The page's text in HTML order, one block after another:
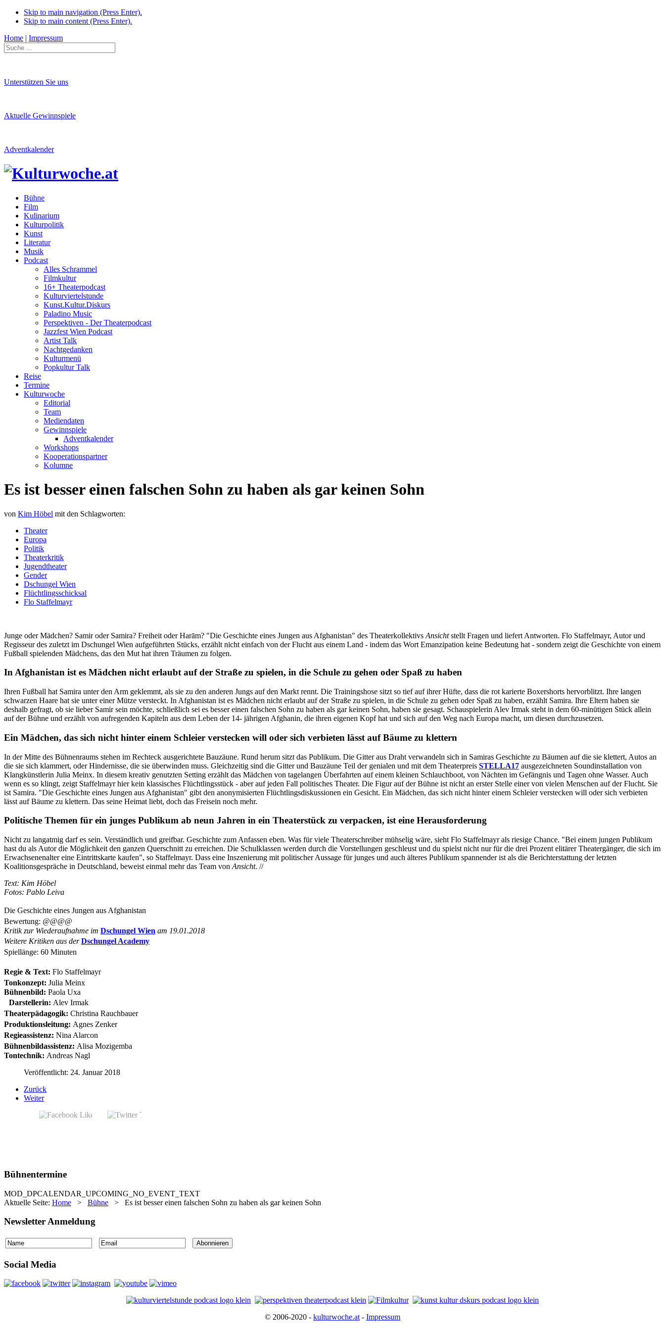
Skip to main navigation (Press Enter).
Skip to main content (Press Enter).
Home | Impressum
Unterstützen Sie uns
Aktuelle Gewinnspiele
Adventkalender
Bühne
Film
Kulinarium
Kulturpolitik
Kunst
Literatur
Musik
Podcast
Alles Schrammel
Filmkultur
16+ Theaterpodcast
Kulturviertelstunde
Kunst.Kultur.Diskurs
Paladino Music
Perspektiven - Der Theaterpodcast
Jazzfest Wien Podcast
Artist Talk
Nachtgedanken
Kulturmenü
Popkultur Talk
Reise
Termine
Kulturwoche
Editorial
Team
Mediendaten
Gewinnspiele
Adventkalender
Workshops
Kooperationspartner
Kolumne
Es ist besser einen falschen Sohn zu haben als gar keinen Sohn
von Kim Höbel mit den Schlagworten:
Theater
Europa
Politik
Theaterkritik
Jugendtheater
Gender
Dschungel Wien
Flüchtlingsschicksal
Flo Staffelmayr
Junge oder Mädchen? Samir oder Samira? Freiheit oder Harām? "Die Geschichte eines Jungen aus Afghanistan" des Theaterkollektivs Ansichtstellt Fragen und liefert Antworten. Flo Staffelmayr, Autor und
Regisseur des zuletzt im Dschungel Wien aufgeführten Stücks, erzählt nicht einfach von der Flucht aus einem Land - indem das Wort Emanzipation keine Bedeutung hat - sondern zeigt die Geschichte von einem
Fußball spielenden Mädchens, das den Mut hat ihren Träumen zu folgen.
In Afghanistan ist es Mädchen nicht erlaubt auf der Straße zu spielen, in die Schule zu gehen oder Spaß zu haben
Ihren Fußball hat Samira unter den Arm geklemmt, als sie zu den anderen Jungs auf den Markt rennt. Die Trainingshose sitzt so tief auf ihrer Hüfte, dass die rot karierte Boxershorts hervorblitzt. Ihre langen
schwarzen Haare hat sie unter einer Mütze versteckt. In Afghanistan ist es Mädchen nicht erlaubt auf der Straße zu spielen, in die Schule zu gehen oder Spaß zu haben, erzählt Samira. Ihre Eltern haben sie
deshalb gefragt, ob sie lieber Samir sein möchte, schließlich sei es besser einen falschen Sohn zu haben als gar keinen Sohn, haben sie gesagt. Schauspielerin Alev Irmak steht in dem 60-minütigen Stück allein
auf der Bühne und erzählt von aufregenden Kapiteln aus dem Leben der 14- jährigen Afghanin, die ihren eigenen Kopf hat und sich auf den Weg nach Europa macht, um diesen durchzusetzen.
Ein Mädchen, das sich nicht hinter einem Schleier verstecken will oder sich verbieten lässt auf Bäume zu klettern
In der Mitte des Bühnenraums stehen im Rechteck ausgerichtete Bauzäune. Rund herum sitzt das Publikum. Die Gitter aus Draht verwandeln sich in Samiras Geschichte zu Bäumen auf die sie klettert, Autos an
die sie sich klammert, oder Hindernisse, die sie überwinden muss. Gleichzeitig sind die Gitter und Bauzäune Teil der genialen und mit dem Theaterpreis STELLA17 ausgezeichneten Soundinstallation von
Klangkünstlerin Julia Meinx. In diesem kreativ genutzten Setting erzählt das Mädchen von tagelangen Überfahrten auf einem kleinen Schlauchboot, von Nächten im Gefängnis und Tagen ohne Wasser. Auch
wenn es so klingt, zeigt Staffelmayr hier kein klassisches Flüchtlingsstück - aber auf jeden Fall politisches Theater. Die Figur auf der Bühne ist nicht an erster Stelle einer von vielen Menschen auf der Flucht. Sie
ist Samira. "Die Geschichte eines Jungen aus Afghanistan" gibt den anonymisierten Flüchtlingsdiskussionen ein Gesicht. Ein Mädchen, das sich nicht hinter einem Schleier verstecken will oder sich verbieten
lässt auf Bäume zu klettern. Das seine Heimat liebt, doch das Freisein noch mehr.
Politische Themen für ein junges Publikum ab neun Jahren in ein Theaterstück zu verpacken, ist eine Herausforderung
Nicht zu langatmig darf es sein. Verständlich und greifbar. Geschichte zum Anfassen eben. Was für viele Theaterschreiber mühselig wäre, sieht Flo Staffelmayr als riesige Chance. "Bei einem jungen Publikum
hast du als Autor die Möglichkeit den ganzen Querschnitt zu erreichen. Die Schulklassen werden durch die Vorstellungen geschleust und du spielst nicht nur für die drei Prozent elitärer Theatergänger, die sich im
Erwachsenenalter eine Eintrittskarte kaufen", so Staffelmayr. Dass eine Inszenierung mit politischer Aussage für junges und auch älteres Publikum spannender ist als die Berichterstattung der letzten
Koalitionsgespräche in Deutschland, beweist einmal mehr das Team von Ansicht. //
Text: Kim Höbel
Fotos: Pablo Leiva
Die Geschichte eines Jungen aus Afghanistan
Bewertung: @@@@
Kritik zur Wiederaufnahme im Dschungel Wien am 19.01.2018
Weitere Kritiken aus derDschungel Academy
Spiellänge: 60 Minuten
Regie & Text: Flo Staffelmayr
Tonkonzept: Julia Meinx
Bühnenbild: Paola Uxa
Darstellerin: Alev Irmak
Theaterpädagogik: Christina Rauchbauer
Produktionsleitung: Agnes Zenker
Regieassistenz: Nina Alarcon
Bühnenbildassistenz: Alisa Mozigemba
Tontechnik: Andreas Nagl
Veröffentlicht: 24. Januar 2018
Zurück
Weiter
Bühnentermine
MOD_DPCALENDAR_UPCOMING_NO_EVENT_TEXT
Aktuelle Seite: Home > Bühne > Es ist besser einen falschen Sohn zu haben als gar keinen Sohn
Newsletter Anmeldung
Social Media
© 2006-2020 - kulturwoche.at - Impressum